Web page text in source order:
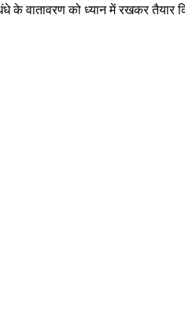
के वातावरण को ध्यान में रखकर